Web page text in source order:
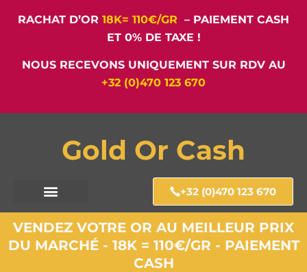
RACHAT D’OR 18K= 110€/GR – PAIEMENT CASH
ET 0% DE TAXE !
NOUS RECEVONS UNIQUEMENT SUR RDV AU
+32 (0)470 123 670
Gold Or Cash
+32 (0)470 123 670
VENDEZ VOTRE OR AU MEILLEUR PRIX
DU MARCHÉ - 18K = 110€/GR - PAIEMENT
CASH